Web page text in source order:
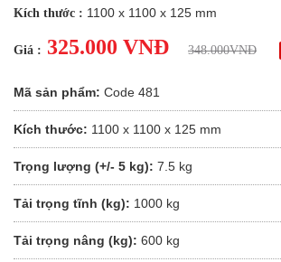
Kích thước : 1100 x 1100 x 125 mm
Giá : 325.000 VNĐ 348.000VNĐ
Mã sản phẩm: Code 481
Kích thước: 1100 x 1100 x 125 mm
Trọng lượng (+/- 5 kg): 7.5 kg
Tải trọng tĩnh (kg): 1000 kg
Tải trọng nâng (kg): 600 kg